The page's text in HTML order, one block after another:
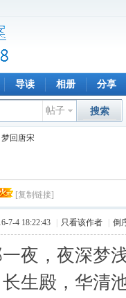
导读 相册 分享
帖子 搜索
梦回唐宋
[复制链接]
7-4 18:22:43 只看该作者 倒
夜，夜深梦
生殿，华清